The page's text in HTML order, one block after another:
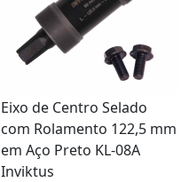
Eixo de Centro Selado
com Rolamento 122,5 mm
em Aço Preto KL-08A
Inviktus